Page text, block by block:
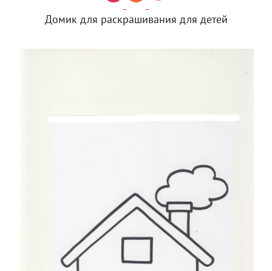
Домик для раскрашивания для детей